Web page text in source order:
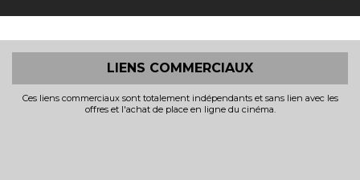
LIENS COMMERCIAUX
Ces liens commerciaux sont totalement indépendants et sans lien avec les
offres et l'achat de place en ligne du cinéma.